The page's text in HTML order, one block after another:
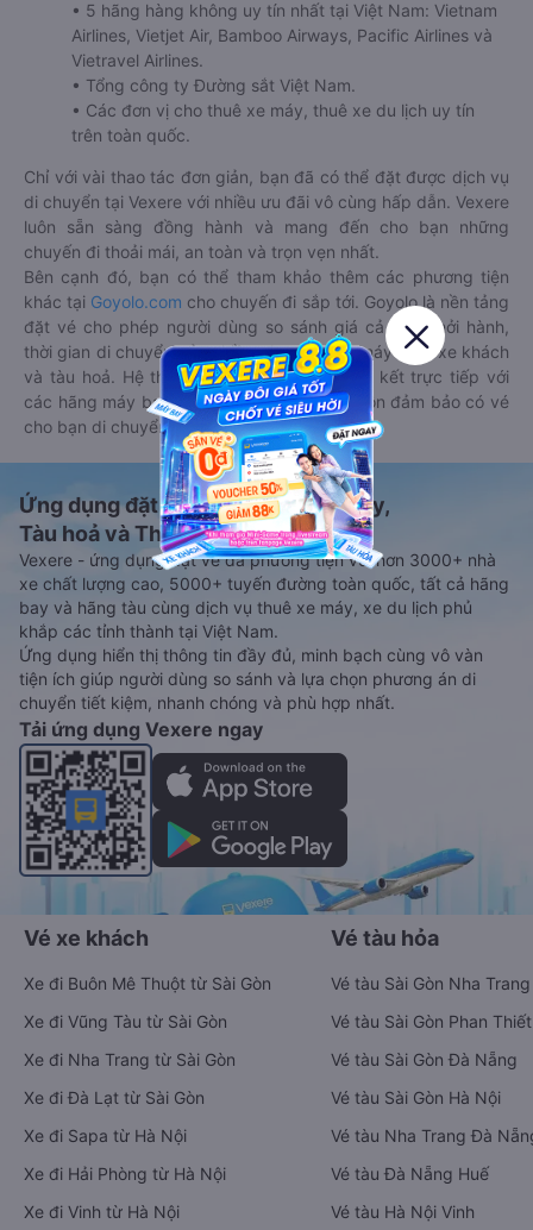
• 5 hãng hàng không uy tín nhất tại Việt Nam: Vietnam
Airlines, Vietjet Air, Bamboo Airways, Pacific Airlines và
Vietravel Airlines.
• Tổng công ty Đường sắt Việt Nam.
• Các đơn vị cho thuê xe máy, thuê xe du lịch uy tín
trên toàn quốc.
Chỉ với vài thao tác đơn giản, bạn đã có thể đặt được dịch vụ
di chuyển tại Vexere với nhiều ưu đãi vô cùng hấp dẫn. Vexere
luôn sẵn sàng đồng hành và mang đến cho bạn những
chuyến đi thoải mái, an toàn và trọn vẹn nhất.
Bên cạnh đó, bạn có thể tham khảo thêm các phương tiện
khác tại Goyolo.com cho chuyến đi sắp tới. Goyolo là nền tảng
đặt vé cho phép người dùng so sánh giá cả, giờ khởi hành,
thời gian di chuyển của nhiều phương tiện máy bay, xe khách
và tàu hoả. Hệ thống của Goyolo được liên kết trực tiếp với
các hãng máy bay, xe khách và tàu hoả, luôn đảm bảo có vé
cho bạn di chuyển.
Ứng dụng đặt vé Xe khách, Máy bay,
Tàu hoả và Thuê xe
Vexere - ứng dụng đặt vé đa phương tiện với hơn 3000+ nhà
xe chất lượng cao, 5000+ tuyến đường toàn quốc, tất cả hãng
bay và hãng tàu cùng dịch vụ thuê xe máy, xe du lịch phủ
khắp các tỉnh thành tại Việt Nam.
Ứng dụng hiển thị thông tin đầy đủ, minh bạch cùng vô vàn
tiện ích giúp người dùng so sánh và lựa chọn phương án di
chuyển tiết kiệm, nhanh chóng và phù hợp nhất.
Tải ứng dụng Vexere ngay
Vé xe khách
Xe đi Buôn Mê Thuột từ Sài Gòn
Xe đi Vũng Tàu từ Sài Gòn
Xe đi Nha Trang từ Sài Gòn
Xe đi Đà Lạt từ Sài Gòn
Xe đi Sapa từ Hà Nội
Xe đi Hải Phòng từ Hà Nội
Xe đi Vinh từ Hà Nội
Vé tàu hỏa
Vé tàu Sài Gòn Nha Trang
Vé tàu Sài Gòn Phan Thiết
Vé tàu Sài Gòn Đà Nẵng
Vé tàu Sài Gòn Hà Nội
Vé tàu Nha Trang Đà
Vé tàu Đà Nẵng Huế
Vé tàu Hà Nội Vinh